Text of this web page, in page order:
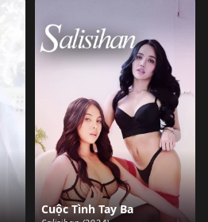
Cuộc Tình Tay Ba